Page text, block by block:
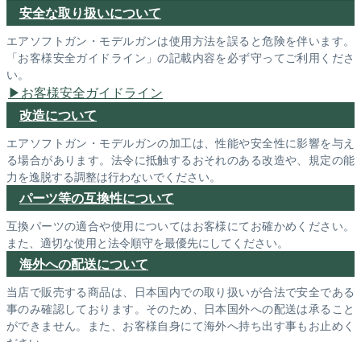
安全な取り扱いについて
エアソフトガン・モデルガンは使用方法を誤ると危険を伴います。
「お客様安全ガイドライン」の記載内容を必ず守ってご利用くださ
い。
お客様安全ガイドライン
改造について
エアソフトガン・モデルガンの加工は、性能や安全性に影響を与え
る場合があります。法令に抵触するおそれのある改造や、規定の能
力を逸脱する調整は行わないでください。
パーツ等の互換性について
互換パーツの適合や使用についてはお客様にてお確かめください。
また、適切な使用と法令順守を最優先にしてください。
海外への配送について
当店で販売する商品は、日本国内での取り扱いが合法で安全である
事のみ確認しております。そのため、日本国外への配送は承ること
ができません。また、お客様自身にて海外へ持ち出す事もお止めく